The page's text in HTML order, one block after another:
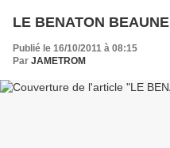
LE BENATON BEAUNE
Publié le 16/10/2011 à 08:15
Par JAMETROM